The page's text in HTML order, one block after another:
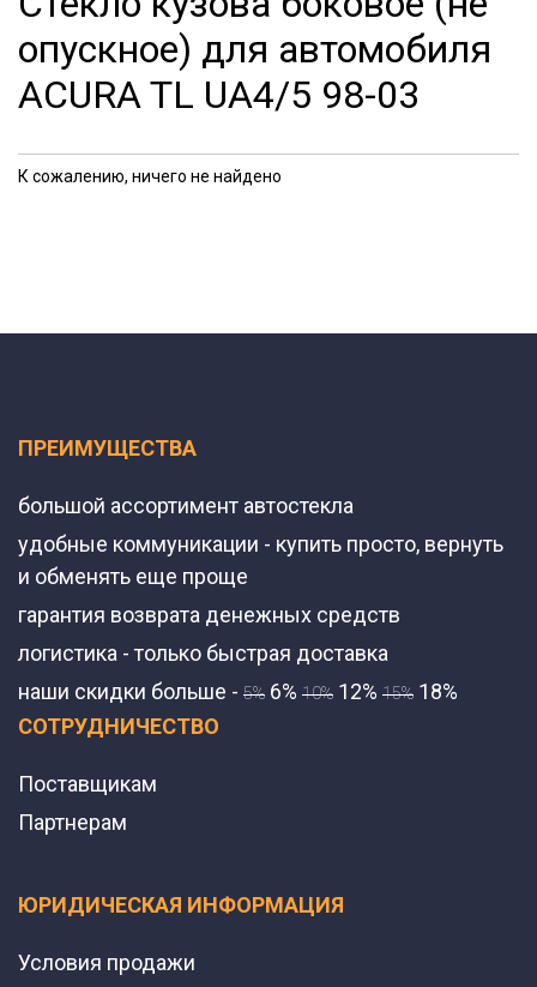
опускное) для автомобиля
ACURA TL UA4/5 98-03
К сожалению, ничего не найдено
ПРЕИМУЩЕСТВА
большой ассортимент автостекла
удобные коммуникации - купить просто, вернуть
и обменять еще проще
гарантия возврата денежных средств
логистика - только быстрая доставка
наши скидки больше - 5% 6% 10% 12% 15% 18%
СОТРУДНИЧЕСТВО
Поставщикам
Партнерам
ЮРИДИЧЕСКАЯ ИНФОРМАЦИЯ
Условия продажи